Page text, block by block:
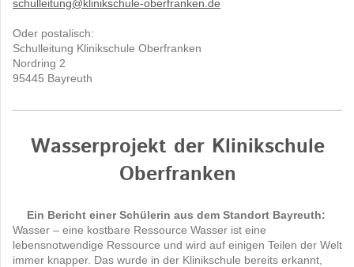
schulleitung@klinikschule-oberfranken.de
Oder postalisch:
Schulleitung Klinikschule Oberfranken
Nordring 2
95445 Bayreuth
Wasserprojekt der Klinikschule
Oberfranken
Ein Bericht einer Schülerin aus dem Standort Bayreuth:
Wasser – eine kostbare Ressource Wasser ist eine
lebensnotwendige Ressource und wird auf einigen Teilen der Welt
immer knapper. Das wurde in der Klinikschule bereits erkannt,